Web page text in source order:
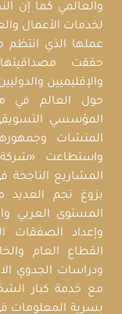
والعالمي كما إن
لخدمات الأعمال
عملها الذي
حققت
والإقليميين
حول العالم في
المؤسسي
المنشات
واستطاعت
المشاريع
بزوغ نجم العديد
المستوى العربي
وإعداد الصفقات
القطاع العام
ودراسات الجدوي
مع خدمة كبار
بسرية المعلومات